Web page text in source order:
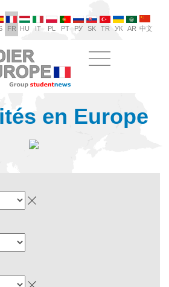
FR HU IT PL PT РУ SK TR УК AR 中文
en Europe